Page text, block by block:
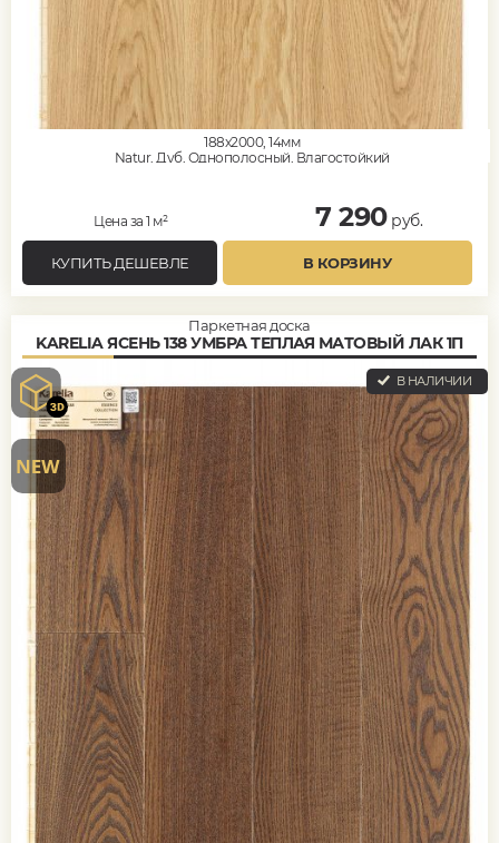
188x2000, 14мм
Natur, Дуб, Однополосный, Влагостойкий
Цена за 1 м² 7 290руб.
КУПИТЬ ДЕШЕВЛЕ В КОРЗИНУ
Паркетная доска
KARELIA ЯСЕНЬ 138 УМБРА ТЕПЛАЯ МАТОВЫЙ ЛАК 1П
В НАЛИЧИИ